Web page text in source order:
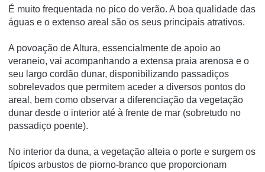
É muito frequentada no pico do verão. A boa qualidade das
águas e o extenso areal são os seus principais atrativos.
A povoação de Altura, essencialmente de apoio ao
veraneio, vai acompanhando a extensa praia arenosa e o
seu largo cordão dunar, disponibilizando passadiços
sobrelevados que permitem aceder a diversos pontos do
areal, bem como observar a diferenciação da vegetação
dunar desde o interior até à frente de mar (sobretudo no
passadiço poente).
No interior da duna, a vegetação alteia o porte e surgem os
típicos arbustos de piorno-branco que proporcionam